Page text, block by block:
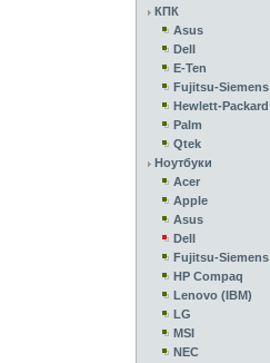
КПК
Asus
Dell
E-Ten
Fujitsu-Siemens
Hewlett-Packard
Palm
Qtek
Ноутбуки
Acer
Apple
Asus
Dell
Fujitsu-Siemens
HP Compaq
Lenovo (IBM)
LG
MSI
NEC